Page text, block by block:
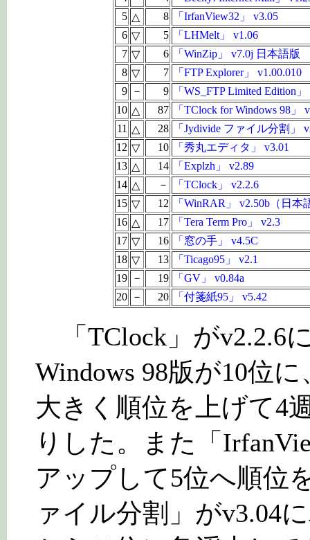
5 △ 8
「IrfanView32」 v3.05
6 ▽ 5
「LHMelt」 v1.06
7 ▽ 6
「WinZip」 v7.0j 日本語版
8 ▽ 7
「FTP Explorer」 v1.00.010
9
－ 9
「WS_FTP Limited Edition」
10 △ 87
「TClock for Windows 98」
11 △ 28
「Jydivide ファイル分割」
12 ▽ 10
「秀丸エディタ」 v3.01
13 △ 14
「Explzh」 v2.89
14 △ －
「TClock」 v2.2.6
15 ▽ 12
「WinRAR」 v2.50b（日本
16 △ 17
「Tera Term Pro」 v2.3
17 ▽ 16
「窓の手」 v4.5C
18 ▽ 13
「Ticago95」 v2.1
19
－ 19
「GV」 v0.84a
20
－ 20 「付箋紙95」 v5.42
「TClock」がv2.2.6
Windows 98版が10位
大きく順位を上げて4
りした。また「
アップして5位へ順位
ァイル分割」がv3.04